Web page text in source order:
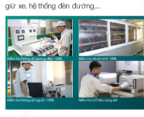
giữ xe, hệ thống đèn đường,...